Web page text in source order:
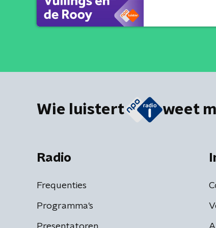
Wie luistert weet
Radio
Frequenties
Programma's